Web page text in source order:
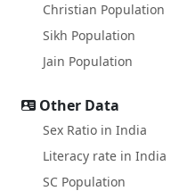
Christian Population
Sikh Population
Jain Population
Other Data
Sex Ratio in India
Literacy rate in India
SC Population